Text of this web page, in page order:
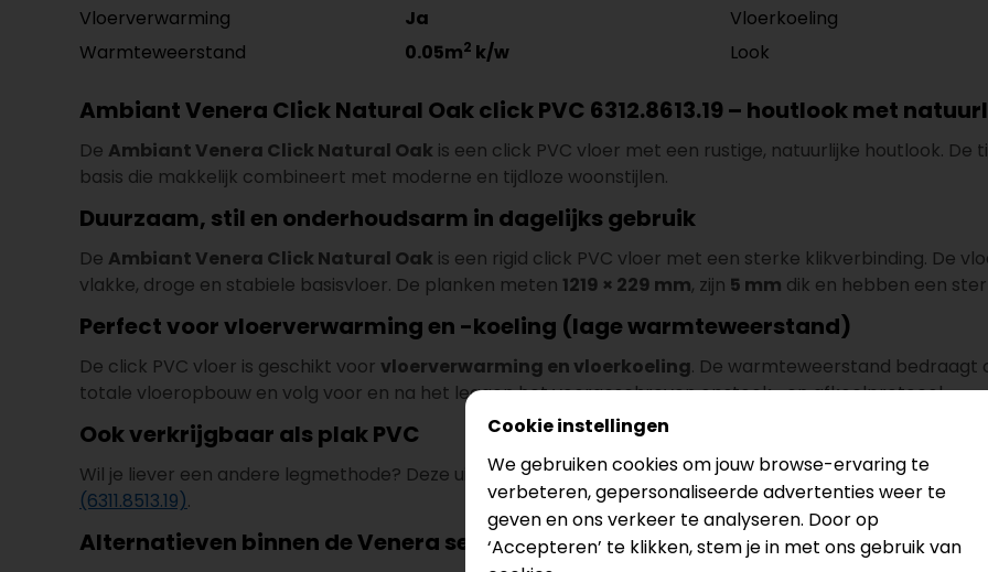
Vloerverwarming
Ja Vloerkoeling
Warmteweerstand
0.05m2 k/w Look
Ambiant Venera Click Natural Oak click PVC 6312.8613.19 – houtlook met
De Ambiant Venera Click Natural Oak is een click PVC vloer met een rustige, natuurlijke houtlook.
basis die makkelijk combineert met moderne en tijdloze woonstijlen.
Duurzaam, stil en onderhoudsarm in dagelijks gebruik
De Ambiant Venera Click Natural Oak is een rigid click PVC vloer met een sterke klikverbinding. De
vlakke, droge en stabiele basisvloer. De planken meten 1219 × 229 mm, zijn 5 mm dik en hebben een
Perfect voor vloerverwarming en -koeling (lage warmteweerstand)
De click PVC vloer is geschikt voor vloerverwarming en vloerkoeling. De warmteweerstand bedraagt
totale vloeropbouw en volg voor en na het leggen het voorgeschreven opstook- en afkoelprotocol.
Ook verkrijgbaar als plak PVC
Wil je liever een andere legmethode? Deze uitvoering is ook verkrijgbaar alsplak PVC. Bekijk de plak
(6311.8513.19).
Alternatieven binnen de Venera serie
Cookie instellingen
We gebruiken cookies om jouw browse-ervaring te
verbeteren, gepersonaliseerde advertenties weer te
geven en ons verkeer te analyseren. Door op
‘Accepteren’ te klikken, stem je in met ons gebruik van